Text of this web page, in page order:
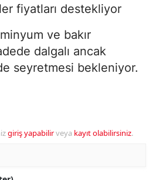
fiyatları destekliyor
ve bakır
dalgalı ancak
seyretmesi bekleniyor.
giriş yapabilirveya kayıt olabilirsiniz.